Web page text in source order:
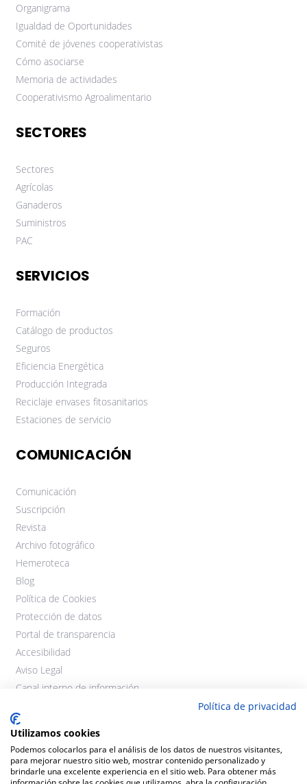
Organigrama
Igualdad de Oportunidades
Comité de jóvenes cooperativistas
Cómo asociarse
Memoria de actividades
Cooperativismo Agroalimentario
SECTORES
Sectores
Agrícolas
Ganaderos
Suministros
PAC
SERVICIOS
Formación
Catálogo de productos
Seguros
Eficiencia Energética
Producción Integrada
Reciclaje envases fitosanitarios
Estaciones de servicio
COMUNICACIÓN
Comunicación
Suscripción
Revista
Archivo fotográfico
Hemeroteca
Blog
Política de Cookies
Protección de datos
Portal de transparencia
Accesibilidad
Aviso Legal
Canal interno de información
Política de privacidad
Utilizamos cookies
Podemos colocarlos para el análisis de los datos de nuestros visitantes,
para mejorar nuestro sitio web, mostrar contenido personalizado y
brindarle una excelente experiencia en el sitio web. Para obtener más